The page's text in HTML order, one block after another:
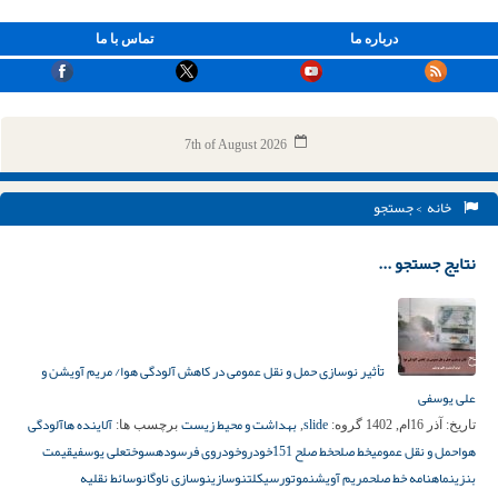
تماس با ما درباره ما
7th of August 2026
خانه > جستجو
نتایج جستجو ...
تأثیر نوسازی حمل و نقل عمومی در کاهش آلودگی هوا/ مریم آویشن و
علی یوسفی
تاریخ: آذر 16ام, 1402 گروه: slide
, بهداشت و محیط زیست برچسب ها: آلاینده هاآلودگی
هواحمل و نقل عمومیخط صلحخط صلح 151 خودروخودروی فرسودهسوختعلی یوسفیقیمت
بنزینماهنامه خط صلحمریم آویشنموتورسیکلتنوسازینوسازی ناوگانوسائط نقلیه‌